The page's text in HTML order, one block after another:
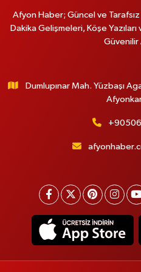
Afyon Haber; Güncel ve
Dakika Gelişmeleri, Köşe
Güvenilir
Dumlupınar Mah. Yüzbaşı